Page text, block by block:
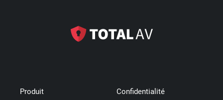
Produit Confidentialité